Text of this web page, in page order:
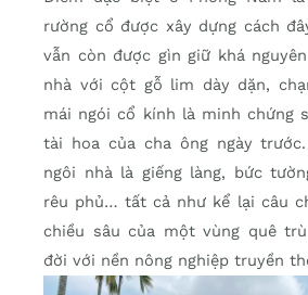
rường cổ được xây dựng cách
vẫn còn được gìn giữ khá
nhà với cột gỗ lim dày dặn,
mái ngói cổ kính là minh chứng
tài hoa của cha ông ngày
ngôi nhà là giếng làng, bức
rêu phủ… tất cả như kể lại câu
chiều sâu của một vùng quê
đời với nền nông nghiệp truyền